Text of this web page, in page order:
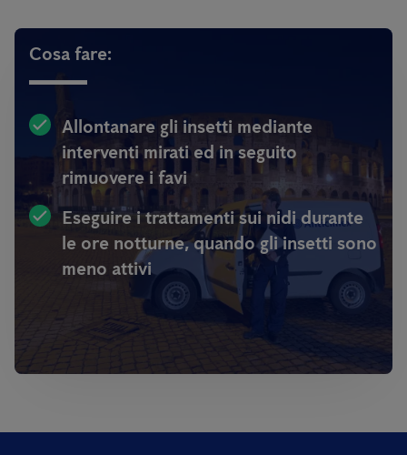
Cosa fare:
Allontanare gli insetti mediante
interventi mirati ed in seguito
rimuovere i favi
Eseguire i trattamenti sui nidi durante
le ore notturne, quando gli insetti sono
meno attivi